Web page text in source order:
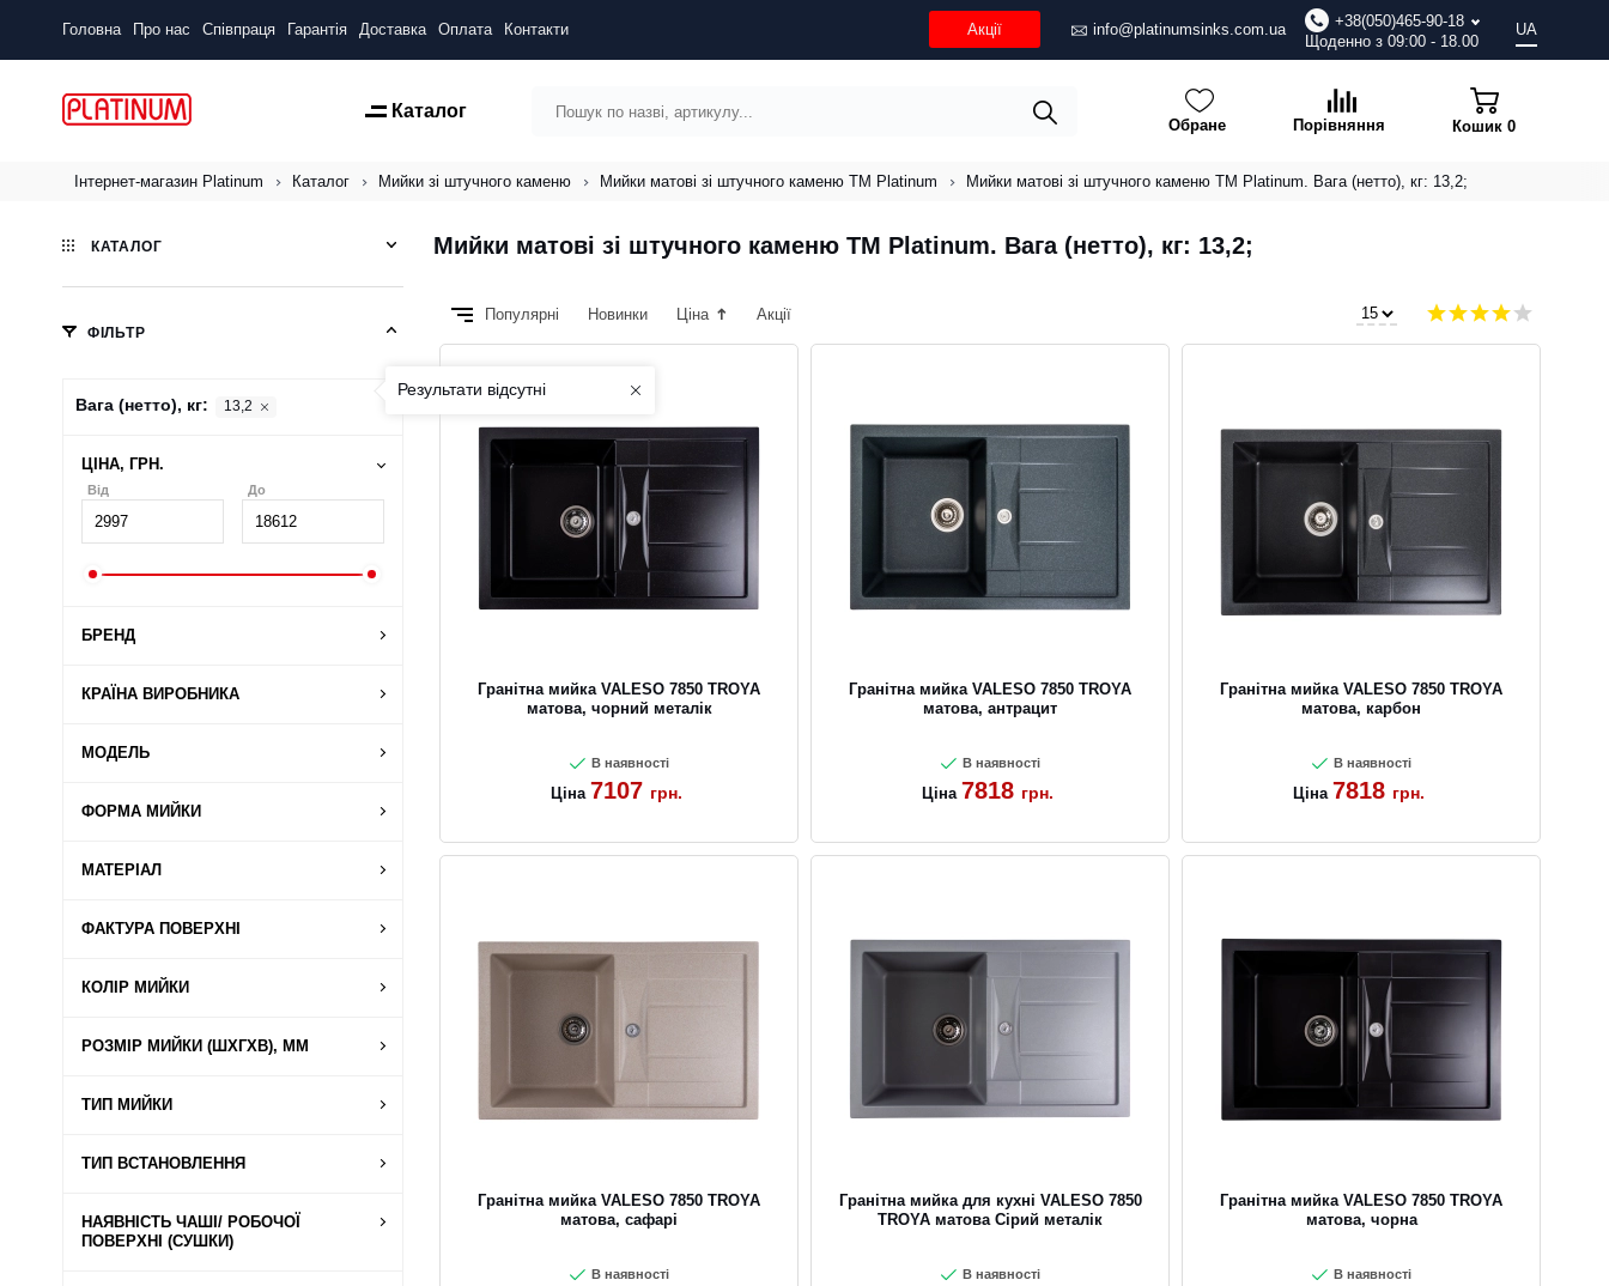
Головна Про нас Співпраця Гарантія Доставка Оплата Контакти Акції info@platinumsinks.com.ua
+38(050)465-90-18
Щоденно з 09:00 - 18.00
UA
Каталог
Обране Порівняння Кошик 0
Інтернет-магазин Platinum Каталог Мийки зі штучного каменю Мийки матові зі штучного каменю ТМ Platinum Мийки матові зі штучного каменю ТМ Platinum. Вага (нетто), кг: 13,2;
Мийки матові зі штучного каменю ТМ Platinum. Вага (нетто), кг: 13,2;
Популярні Новинки Ціна Акції
Гранітна мийка VALESO 7850 TROYA
матова, чорний металік
В наявності
Ціна 7107 грн.
Гранітна мийка VALESO 7850 TROYA
матова, антрацит
В наявності
Ціна 7818 грн.
Гранітна мийка VALESO 7850 TROYA
матова, карбон
В наявності
Ціна 7818 грн.
Гранітна мийка VALESO 7850 TROYA
матова, сафарі
В наявності
Гранітна мийка для кухні VALESO 7850
TROYA матова Сірий металік
В наявності
Гранітна мийка VALESO 7850 TROYA
матова, чорна
В наявності
КАТАЛОГ
ФІЛЬТР
Вага (нетто), кг: 13,2
ЦІНА, ГРН.
Від До
БРЕНД
КРАЇНА ВИРОБНИКА
МОДЕЛЬ
ФОРМА МИЙКИ
МАТЕРІАЛ
ФАКТУРА ПОВЕРХНІ
КОЛІР МИЙКИ
РОЗМІР МИЙКИ (ШХГХВ), ММ
ТИП МИЙКИ
ТИП ВСТАНОВЛЕННЯ
НАЯВНІСТЬ ЧАШІ/ РОБОЧОЇ
ПОВЕРХНІ (СУШКИ)
Результати відсутні